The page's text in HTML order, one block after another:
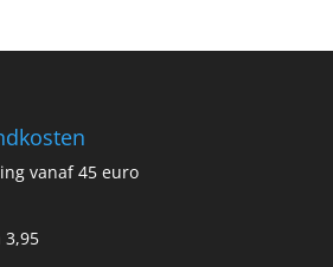
vanaf 45 euro
3,95